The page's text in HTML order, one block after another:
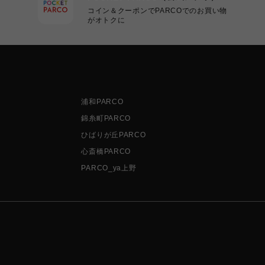
コイン＆クーポンでPARCOでのお買い物
がオトクに
浦和PARCO
錦糸町PARCO
ひばりが丘PARCO
心斎橋PARCO
PARCO_ya上野